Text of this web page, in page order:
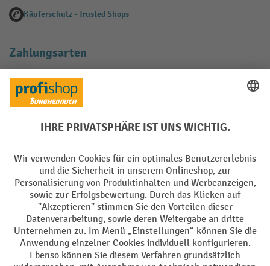
Käuferschutz - Trusted Shops
Zahlungsarten
Creditcard (Master)
Facebook
YouTube
LinkedIn
Instagram
AGB Impressum Datenschutz
Barrierefreiheit Privacy Settings